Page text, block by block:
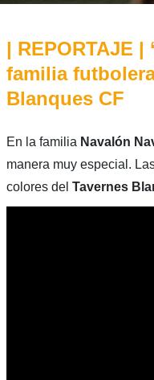
| REPORTAJE |
familia
Blanques CF
En la familia Navalón
manera muy especial.
colores del Tavernes